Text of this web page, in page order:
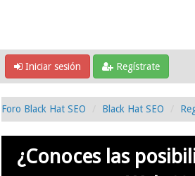
Iniciar sesión Regístrate
Foro Black Hat SEO Black Hat SEO
¿Conoces las